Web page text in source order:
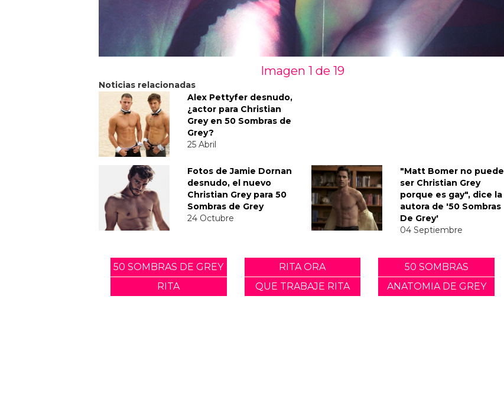
Imagen 1 de 19
Noticias relacionadas
Alex Pettyfer desnudo,
¿actor para Christian
Grey en 50 Sombras de
Grey?
25 Abril
Fotos de Jamie Dornan
desnudo, el nuevo
Christian Grey para 50
Sombras de Grey
24 Octubre
"Matt Bomer no puede
ser Christian Grey
porque es gay", dice la
autora de '50 Sombras
De Grey'
04 Septiembre
50 SOMBRAS DE GREY RITA ORA
50 SOMBRAS
RITA
QUE TRABAJE RITA ANATOMIA DE GREY